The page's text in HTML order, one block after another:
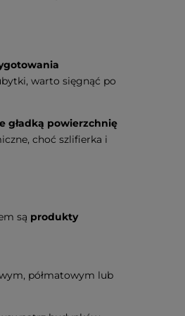
warto sięgnąć po
gładką powierzchnię
choć szlifierka i
są produkty
półmatowym lub